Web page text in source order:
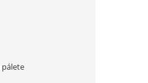
pálete